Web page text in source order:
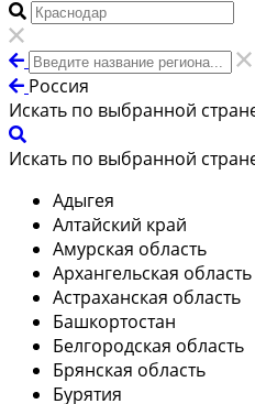
Россия
Искать по выбранной
Искать по выбранной
Адыгея
Алтайский край
Амурская область
Архангельская область
Астраханская область
Башкортостан
Белгородская область
Брянская область
Бурятия